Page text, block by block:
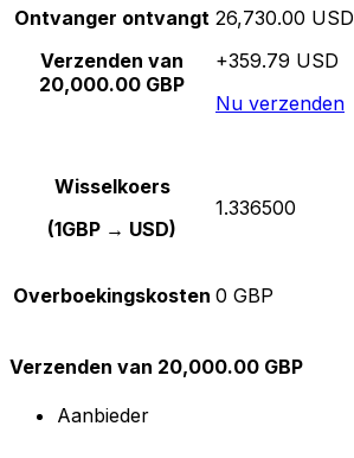
Ontvanger ontvangt
Verzenden van
20,000.00 GBP
26,730.00 USD
+359.79 USD
Nu verzenden
Wisselkoers
(1GBP → USD)
1.336500
Overboekingskosten 0 GBP
Verzenden van 20,000.00 GBP
Aanbieder